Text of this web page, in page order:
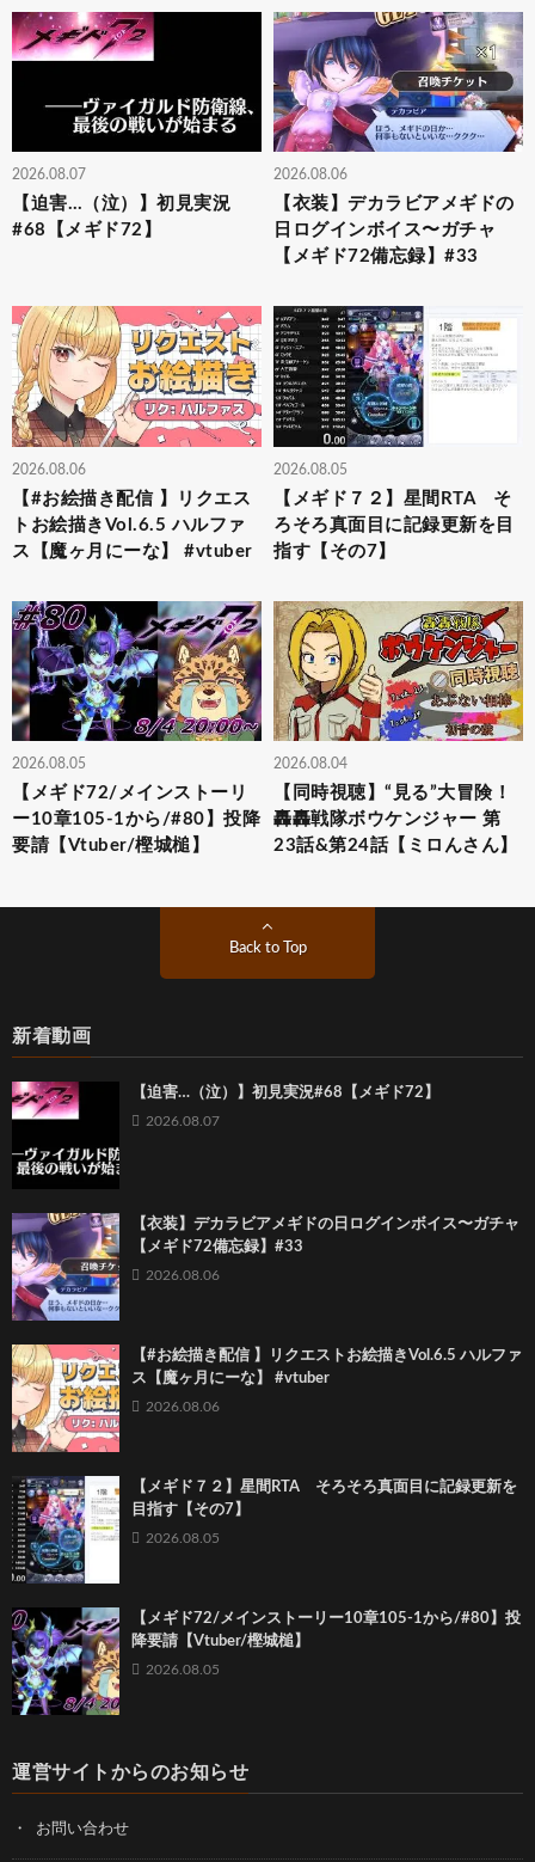
2026.08.07
【迫害…（泣）】初見実況
#68【メギド72】
2026.08.06
【衣装】デカラビアメギドの
日ログインボイス〜ガチャ
【メギド72備忘録】#33
2026.08.06
【#お絵描き配信 】リクエス
トお絵描きVol.6.5 ハルファ
ス【魔ヶ月にーな】 #vtuber
2026.08.05
【メギド７２】星間RTA そ
ろそろ真面目に記録更新を目
指す【その7】
2026.08.05
【メギド72/メインストーリ
ー10章105-1から/#80】投降
要請【Vtuber/樫城槌】
2026.08.04
【同時視聴】“見る”大冒険！
轟轟戦隊ボウケンジャー 第
23話&第24話【ミロんさん】
Back to Top
新着動画
【迫害…（泣）】初見実況#68【メギド72】
2026.08.07
【衣装】デカラビアメギドの日ログインボイス〜ガチャ
【メギド72備忘録】#33
2026.08.06
【#お絵描き配信 】リクエストお絵描きVol.6.5 ハルファ
ス【魔ヶ月にーな】 #vtuber
2026.08.06
【メギド７２】星間RTA そろそろ真面目に記録更新を
目指す【その7】
2026.08.05
【メギド72/メインストーリー10章105-1から/#80】投
降要請【Vtuber/樫城槌】
2026.08.05
運営サイトからのお知らせ
お問い合わせ